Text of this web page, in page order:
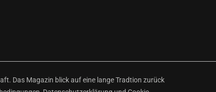
Das Magazin blick auf eine lange Tradtion zurück